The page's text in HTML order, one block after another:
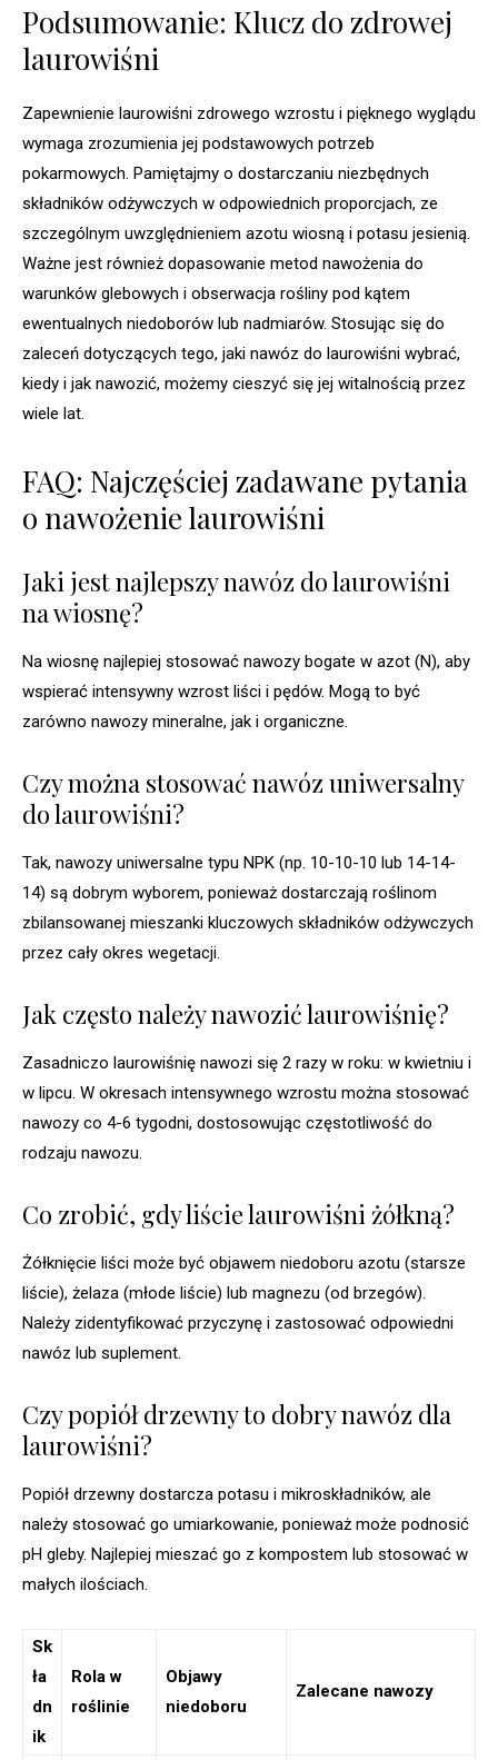
Podsumowanie: Klucz do zdrowej
laurowiśni
Zapewnienie laurowiśni zdrowego wzrostu i pięknego wyglądu
wymaga zrozumienia jej podstawowych potrzeb
pokarmowych. Pamiętajmy o dostarczaniu niezbędnych
składników odżywczych w odpowiednich proporcjach, ze
szczególnym uwzględnieniem azotu wiosną i potasu jesienią.
Ważne jest również dopasowanie metod nawożenia do
warunków glebowych i obserwacja rośliny pod kątem
ewentualnych niedoborów lub nadmiarów. Stosując się do
zaleceń dotyczących tego, jaki nawóz do laurowiśni wybrać,
kiedy i jak nawozić, możemy cieszyć się jej witalnością przez
wiele lat.
FAQ: Najczęściej zadawane pytania
o nawożenie laurowiśni
Jaki jest najlepszy nawóz do laurowiśni
na wiosnę?
Na wiosnę najlepiej stosować nawozy bogate w azot (N), aby
wspierać intensywny wzrost liści i pędów. Mogą to być
zarówno nawozy mineralne, jak i organiczne.
Czy można stosować nawóz uniwersalny
do laurowiśni?
Tak, nawozy uniwersalne typu NPK (np. 10-10-10 lub 14-14-
14) są dobrym wyborem, ponieważ dostarczają roślinom
zbilansowanej mieszanki kluczowych składników odżywczych
przez cały okres wegetacji.
Jak często należy nawozić laurowiśnię?
Zasadniczo laurowiśnię nawozi się 2 razy w roku: w kwietniu i
w lipcu. W okresach intensywnego wzrostu można stosować
nawozy co 4-6 tygodni, dostosowując częstotliwość do
rodzaju nawozu.
Co zrobić, gdy liście laurowiśni żółkną?
Żółknięcie liści może być objawem niedoboru azotu (starsze
liście), żelaza (młode liście) lub magnezu (od brzegów).
Należy zidentyfikować przyczynę i zastosować odpowiedni
nawóz lub suplement.
Czy popiół drzewny to dobry nawóz dla
laurowiśni?
Popiół drzewny dostarcza potasu i mikroskładników, ale
należy stosować go umiarkowanie, ponieważ może podnosić
pH gleby. Najlepiej mieszać go z kompostem lub stosować w
małych ilościach.
Sk
ła
dn
ik
Rola w
roślinie
Objawy
niedoboru
Zalecane nawozy